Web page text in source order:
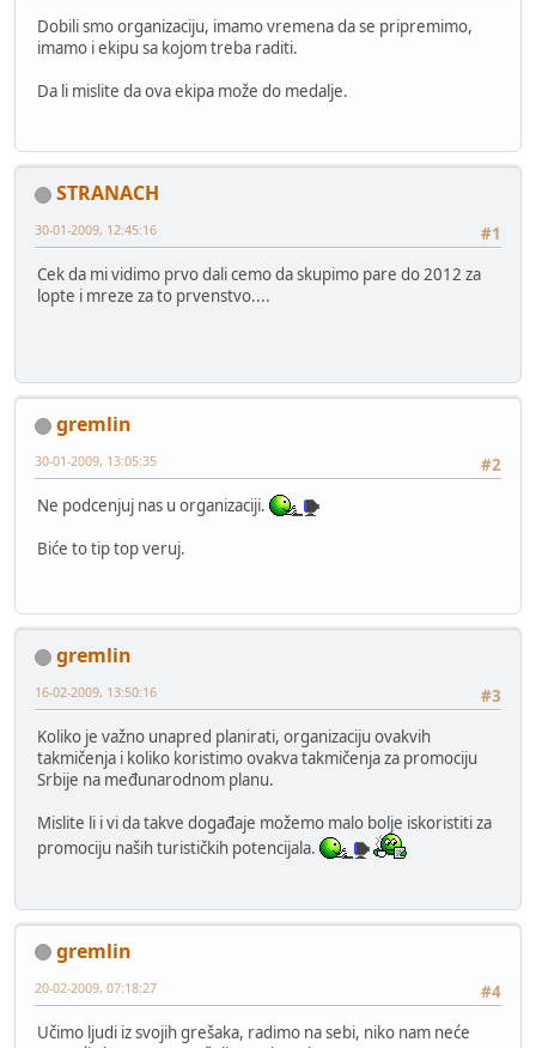
Dobili smo organizaciju, imamo vremena da se pripremimo,
imamo i ekipu sa kojom treba raditi.
Da li mislite da ova ekipa može do medalje.
STRANACH
#1
30-01-2009, 12:45:16
Cek da mi vidimo prvo dali cemo da skupimo pare do 2012 za
lopte i mreze za to prvenstvo....
gremlin
#2
30-01-2009, 13:05:35
Ne podcenjuj nas u organizaciji.
Biće to tip top veruj.
gremlin
#3
16-02-2009, 13:50:16
Koliko je važno unapred planirati, organizaciju ovakvih
takmičenja i koliko koristimo ovakva takmičenja za promociju
Srbije na međunarodnom planu.
Mislite li i vi da takve događaje možemo malo bolje iskoristiti za
promociju naših turističkih potencijala.
gremlin
#4
20-02-2009, 07:18:27
Učimo ljudi iz svojih grešaka, radimo na sebi, niko nam neće